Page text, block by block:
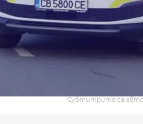
Субтитрите са